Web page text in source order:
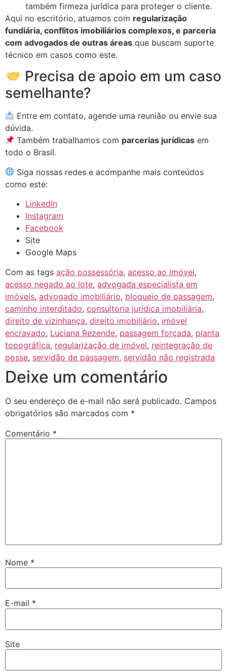
também firmeza jurídica para proteger o cliente.
Aqui no escritório, atuamos com regularização
fundiária, conflitos imobiliários complexos, e parceria
com advogados de outras áreas que buscam suporte
técnico em casos como este.
Precisa de apoio em um caso
semelhante?
Entre em contato, agende uma reunião ou envie sua
dúvida.
Também trabalhamos com parcerias jurídicas em
todo o Brasil.
Siga nossas redes e acompanhe mais conteúdos
como este:
LinkedIn
Instagram
Facebook
Site
Google Maps
Com as tags ação possessória, acesso ao imóvel,
acesso negado ao lote, advogada especialista em
imóveis, advogado imobiliário, bloqueio de passagem,
caminho interditado, consultoria jurídica imobiliária,
direito de vizinhança, direito imobiliário, imóvel
encravado, Luciana Rezende, passagem forçada, planta
topográfica, regularização de imóvel, reintegração de
posse, servidão de passagem, servidão não registrada
Deixe um comentário
O seu endereço de e-mail não será publicado. Campos
obrigatórios são marcados com *
Comentário *
Nome *
E-mail *
Site